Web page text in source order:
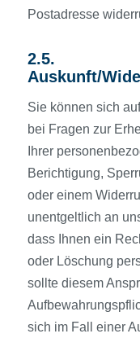
Postadresse
2.5.
Auskunft/
Sie können sich
bei Fragen zur
Ihrer
Berichtigung,
oder einem
unentgeltlich an
dass Ihnen ein
oder Löschung
sollte diesem
sich im Fall einer